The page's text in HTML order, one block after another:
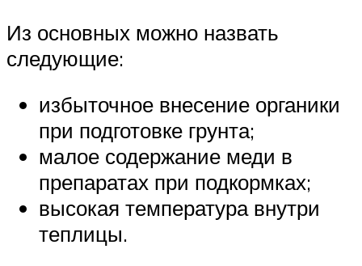
Из основных можно назвать
следующие:
избыточное внесение органики
при подготовке грунта;
малое содержание меди в
препаратах при подкормках;
высокая температура внутри
теплицы.